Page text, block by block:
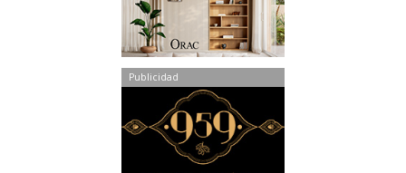
Publicidad